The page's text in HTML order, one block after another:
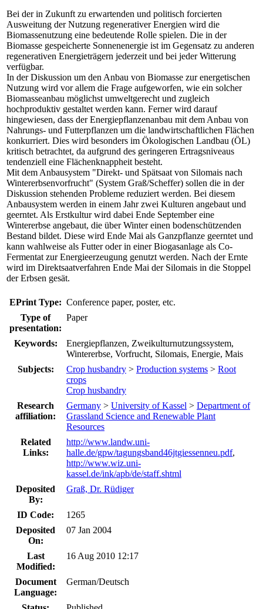
Bei der in Zukunft zu erwartenden und politisch forcierten
Ausweitung der Nutzung regenerativer Energien wird die
Biomassenutzung eine bedeutende Rolle spielen. Die in der
Biomasse gespeicherte Sonnenenergie ist im Gegensatz zu anderen
regenerativen Energieträgern jederzeit und bei jeder Witterung
verfügbar.
In der Diskussion um den Anbau von Biomasse zur energetischen
Nutzung wird vor allem die Frage aufgeworfen, wie ein solcher
Biomasseanbau möglichst umweltgerecht und zugleich
hochproduktiv gestaltet werden kann. Ferner wird darauf
hingewiesen, dass der Energiepflanzenanbau mit dem Anbau von
Nahrungs- und Futterpflanzen um die landwirtschaftlichen Flächen
konkurriert. Dies wird besonders im Ökologischen Landbau (ÖL)
kritisch betrachtet, da aufgrund des geringeren Ertragsniveaus
tendenziell eine Flächenknappheit besteht.
Mit dem Anbausystem "Direkt- und Spätsaat von Silomais nach
Wintererbsenvorfrucht" (System Graß/Scheffer) sollen die in der
Diskussion stehenden Probleme reduziert werden. Bei diesem
Anbausystem werden in einem Jahr zwei Kulturen angebaut und
geerntet. Als Erstkultur wird dabei Ende September eine
Wintererbse angebaut, die über Winter einen bodenschützenden
Bestand bildet. Diese wird Ende Mai als Ganzpflanze geerntet und
kann wahlweise als Futter oder in einer Biogasanlage als Co-
Fermentat zur Energieerzeugung genutzt werden. Nach der Ernte
wird im Direktsaatverfahren Ende Mai der Silomais in die Stoppel
der Erbsen gesät.
EPrint Type: Conference paper, poster, etc.
Type of
presentation:
Paper
Keywords:
Energiepflanzen, Zweikulturnutzungssystem,
Wintererbse, Vorfrucht, Silomais, Energie, Mais
Subjects:
Crop husbandry > Production systems > Root
crops
Crop husbandry
Research
affiliation:
Germany > University of Kassel > Department of
Grassland Science and Renewable Plant
Resources
Related
Links:
http://www.landw.uni-
halle.de/gpw/tagungsband46jtgiessenneu.pdf,
http://www.wiz.uni-
kassel.de/ink/apb/de/staff.shtml
Deposited
By:
Graß, Dr. Rüdiger
ID Code:
1265
Deposited
On:
07 Jan 2004
Last
Modified:
16 Aug 2010 12:17
Document
Language:
German/Deutsch